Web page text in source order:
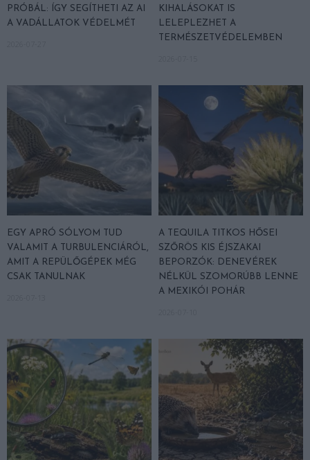
PRÓBÁL: ÍGY SEGÍTHETI AZ AI
A VADÁLLATOK VÉDELMÉT
KIHALÁSOKAT IS
LELEPLEZHET A
TERMÉSZETVÉDELEMBEN
EGY APRÓ SÓLYOM TUD
VALAMIT A TURBULENCIÁRÓL,
AMIT A REPÜLŐGÉPEK MÉG
CSAK TANULNAK
A TEQUILA TITKOS HŐSEI
SZŐRÖS KIS ÉJSZAKAI
BEPORZÓK: DENEVÉREK
NÉLKÜL SZOMORÚBB LENNE
A MEXIKÓI POHÁR